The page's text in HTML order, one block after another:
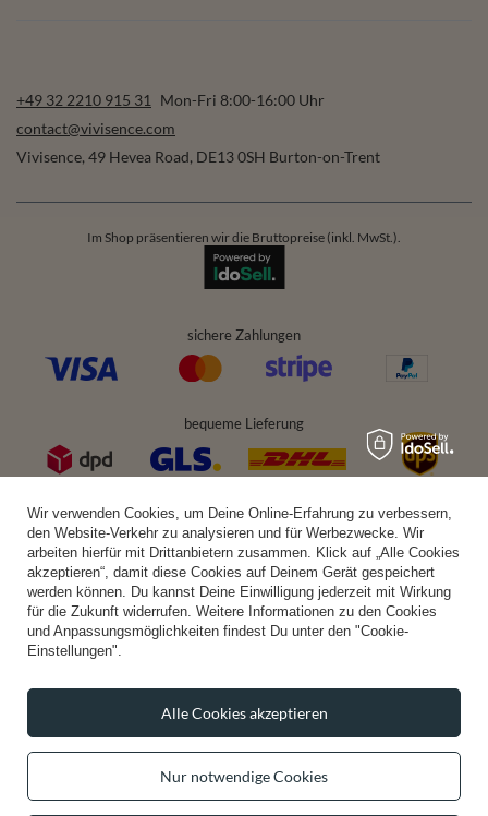
+49 32 2210 915 31
Mon-Fri 8:00-16:00 Uhr
contact@vivisence.com
Vivisence, 49 Hevea Road, DE13 0SH Burton-on-Trent
Im Shop präsentieren wir die Bruttopreise (inkl. MwSt.).
sichere Zahlungen
bequeme Lieferung
du kannst uns vertrauen
folge uns:
Wir verwenden Cookies, um Deine Online-Erfahrung zu verbessern,
den Website-Verkehr zu analysieren und für Werbezwecke. Wir
arbeiten hierfür mit Drittanbietern zusammen. Klick auf „Alle Cookies
akzeptieren“, damit diese Cookies auf Deinem Gerät gespeichert
werden können. Du kannst Deine Einwilligung jederzeit mit Wirkung
für die Zukunft widerrufen. Weitere Informationen zu den Cookies
und Anpassungsmöglichkeiten findest Du unter den "Cookie-
Einstellungen".
Nur notwendige Cookies
Alle Cookies akzeptieren